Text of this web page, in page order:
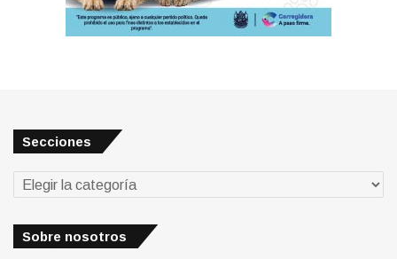
Secciones
Secciones
Sobre nosotros